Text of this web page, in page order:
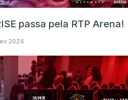
passa pela RTP Arena!
2024